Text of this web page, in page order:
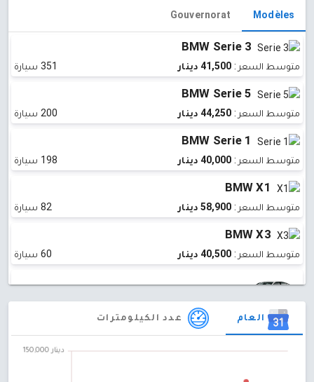
Modèles
Gouvernorat
BMW Serie 3
متوسط ​​السعر : 41,500 دينار 351 سيارة
BMW Serie 5
متوسط ​​السعر : 44,250 دينار 200 سيارة
BMW Serie 1
متوسط ​​السعر : 40,000 دينار 198 سيارة
BMW X1
متوسط ​​السعر : 58,900 دينار 82 سيارة
BMW X3
متوسط ​​السعر : 40,500 دينار 60 سيارة
متوسط ​​السعر :
BMW Serie 4
العام عدد الكيلومترات